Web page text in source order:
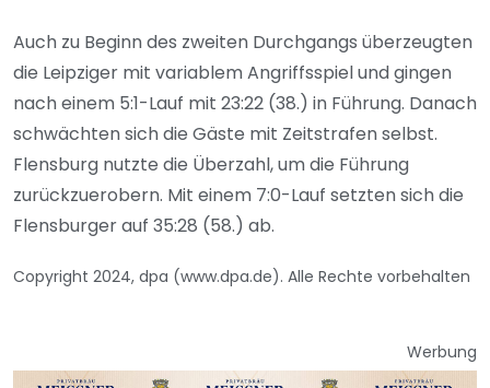
Auch zu Beginn des zweiten Durchgangs überzeugten
die Leipziger mit variablem Angriffsspiel und gingen
nach einem 5:1-Lauf mit 23:22 (38.) in Führung. Danach
schwächten sich die Gäste mit Zeitstrafen selbst.
Flensburg nutzte die Überzahl, um die Führung
zurückzuerobern. Mit einem 7:0-Lauf setzten sich die
Flensburger auf 35:28 (58.) ab.
Copyright 2024, dpa (www.dpa.de). Alle Rechte vorbehalten
Werbung